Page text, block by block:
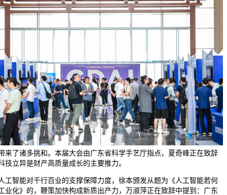
来了诸多挑和。本届大会由广东省科学手艺厅指点，夏奇峰正在致辞
技立异是财产高质量成长的主要推力。
能对千行百业的支撑保障力度，徐本颁发从题为《人工智能若何
业化》的，鞭策加快构成新质出产力，万淑萍正在致辞中提到：广东